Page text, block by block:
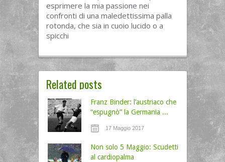
esprimere la mia passione nei
confronti di una maledettissima palla
rotonda, che sia in cuoio lucido o a
spicchi
Related posts
Franz Binder: l’austriaco che
“espugnò” la Germania ...
17 Maggio 2017
Non solo 5 Maggio: Scudetti
al cardiopalma